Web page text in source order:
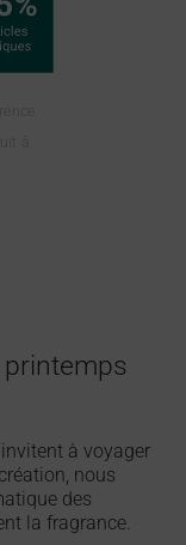
à
à voyager
nous
des
la fragrance.